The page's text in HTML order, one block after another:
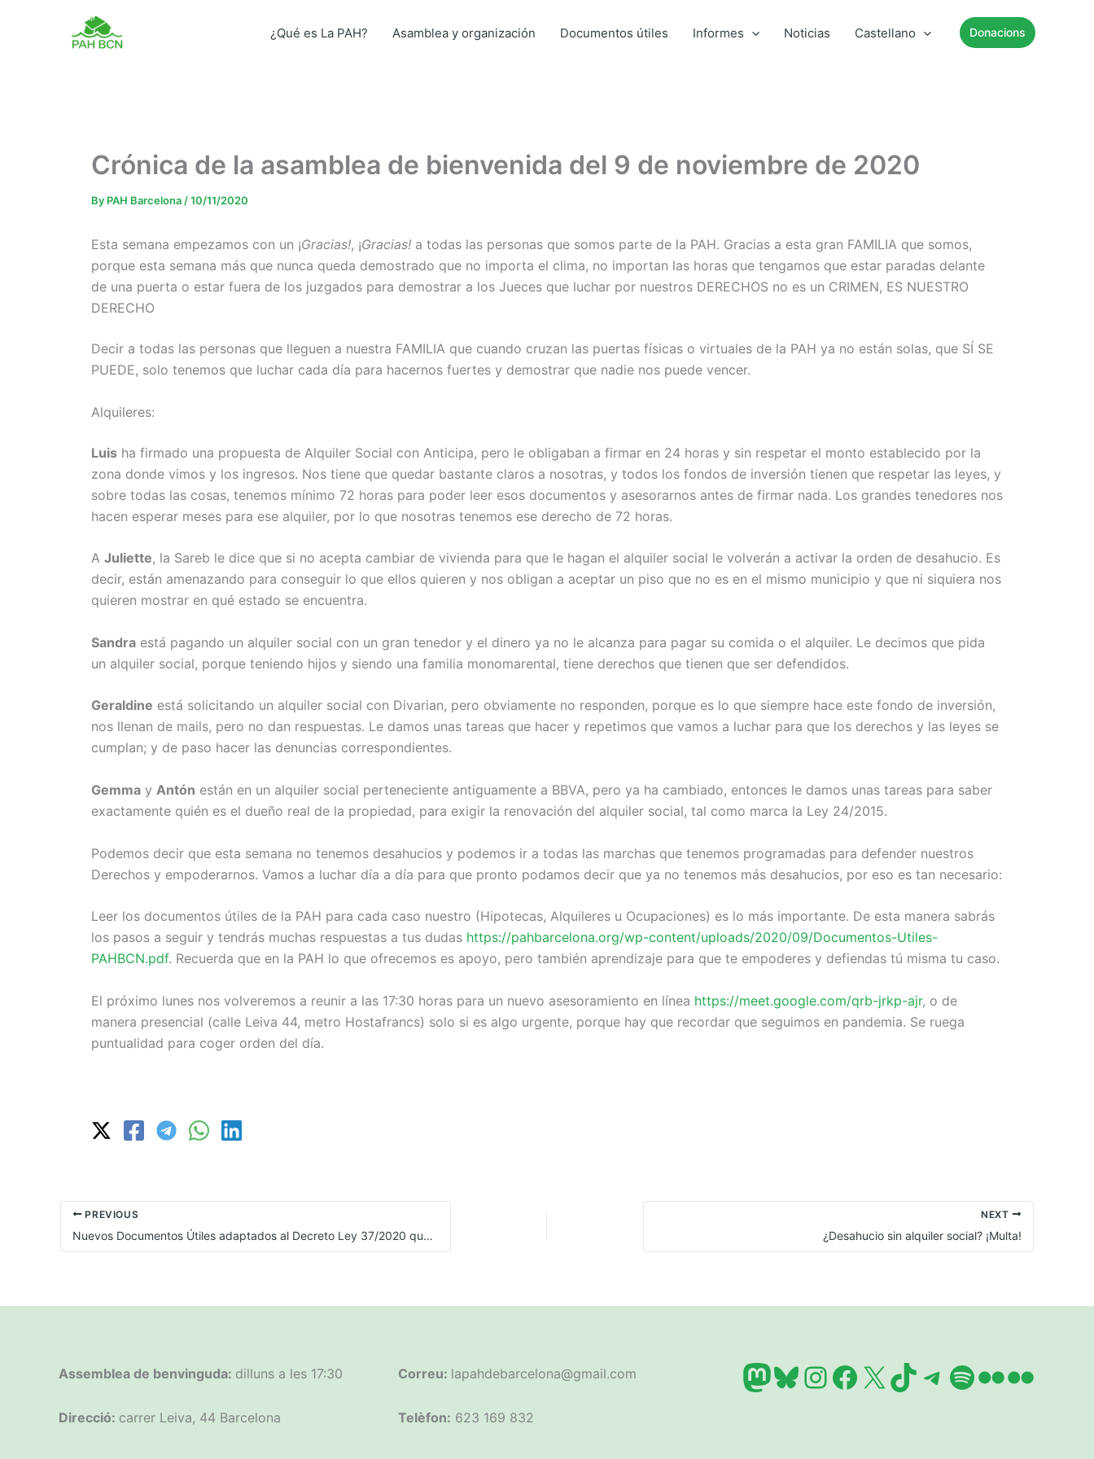
¿Qué es La PAH? Asamblea y organización Documentos útiles Informes Noticias Castellano Donacions
Crónica de la asamblea de bienvenida del 9 de noviembre de 2020
By PAH Barcelona /10/11/2020
Esta semana empezamos con un ¡Gracias!, ¡Gracias! a todas las personas que somos parte de la PAH. Gracias a esta gran FAMILIA que somos,
porque esta semana más que nunca queda demostrado que no importa el clima, no importan las horas que tengamos que estar paradas delante
de una puerta o estar fuera de los juzgados para demostrar a los Jueces que luchar por nuestros DERECHOS no es un CRIMEN, ES NUESTRO
DERECHO
Decir a todas las personas que lleguen a nuestra FAMILIA que cuando cruzan las puertas físicas o virtuales de la PAH ya no están solas, que SÍ SE
PUEDE, solo tenemos que luchar cada día para hacernos fuertes y demostrar que nadie nos puede vencer.
Alquileres:
Luis ha firmado una propuesta de Alquiler Social con Anticipa, pero le obligaban a firmar en 24 horas y sin respetar el monto establecido por la
zona donde vimos y los ingresos. Nos tiene que quedar bastante claros a nosotras, y todos los fondos de inversión tienen que respetar las leyes, y
sobre todas las cosas, tenemos mínimo 72 horas para poder leer esos documentos y asesorarnos antes de firmar nada. Los grandes tenedores nos
hacen esperar meses para ese alquiler, por lo que nosotras tenemos ese derecho de 72 horas.
A Juliette, la Sareb le dice que si no acepta cambiar de vivienda para que le hagan el alquiler social le volverán a activar la orden de desahucio. Es
decir, están amenazando para conseguir lo que ellos quieren y nos obligan a aceptar un piso que no es en el mismo municipio y que ni siquiera nos
quieren mostrar en qué estado se encuentra.
Sandra está pagando un alquiler social con un gran tenedor y el dinero ya no le alcanza para pagar su comida o el alquiler. Le decimos que pida
un alquiler social, porque teniendo hijos y siendo una familia monomarental, tiene derechos que tienen que ser defendidos.
Geraldine está solicitando un alquiler social con Divarian, pero obviamente no responden, porque es lo que siempre hace este fondo de inversión,
nos llenan de mails, pero no dan respuestas. Le damos unas tareas que hacer y repetimos que vamos a luchar para que los derechos y las leyes se
cumplan; y de paso hacer las denuncias correspondientes.
Gemma y Antón están en un alquiler social perteneciente antiguamente a BBVA, pero ya ha cambiado, entonces le damos unas tareas para saber
exactamente quién es el dueño real de la propiedad, para exigir la renovación del alquiler social, tal como marca la Ley 24/2015.
Podemos decir que esta semana no tenemos desahucios y podemos ir a todas las marchas que tenemos programadas para defender nuestros
Derechos y empoderarnos. Vamos a luchar día a día para que pronto podamos decir que ya no tenemos más desahucios, por eso es tan necesario:
Leer los documentos útiles de la PAH para cada caso nuestro (Hipotecas, Alquileres u Ocupaciones) es lo más importante. De esta manera sabrás
los pasos a seguir y tendrás muchas respuestas a tus dudas https://pahbarcelona.org/wp-content/uploads/2020/09/Documentos-Utiles-
PAHBCN.pdf. Recuerda que en la PAH lo que ofrecemos es apoyo, pero también aprendizaje para que te empoderes y defiendas tú misma tu caso.
El próximo lunes nos volveremos a reunir a las 17:30 horas para un nuevo asesoramiento en línea https://meet.google.com/qrb-jrkp-ajr, o de
manera presencial (calle Leiva 44, metro Hostafrancs) solo si es algo urgente, porque hay que recordar que seguimos en pandemia. Se ruega
puntualidad para coger orden del día.
PREVIOUS
Nuevos Documentos Útiles adaptados al Decreto Ley 37/2020 que protege el derecho a la vivienda ante los efectos de la pandemia de la COVID-19
NEXT
¿Desahucio sin alquiler social? ¡Multa!
Assemblea de benvinguda: dilluns a les 17:30
Direcció: carrer Leiva, 44 Barcelona
Correu: lapahdebarcelona@gmail.com
Telèfon: 623 169 832
Mastodon
Bluesky
Instagram
Facebook
X TikTok
Telegram
Spotify
FlickrFlickr